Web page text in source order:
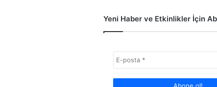
Yeni Haber ve Etkinlikler İçin